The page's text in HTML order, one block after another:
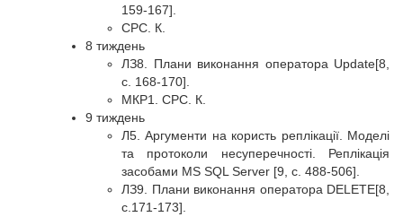
159-167].
СРС. К.
8 тиждень
ЛЗ8. Плани виконання оператора Update[8,
с. 168-170].
МКР1. СРС. К.
9 тиждень
Л5. Аргументи на користь реплікації. Моделі
та протоколи несуперечності. Реплікація
засобами MS SQL Server [9, c. 488-506].
ЛЗ9. Плани виконання оператора DELETE[8,
с.171-173].